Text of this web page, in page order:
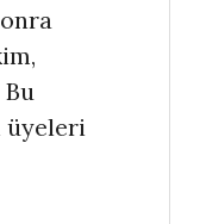
üyeleri